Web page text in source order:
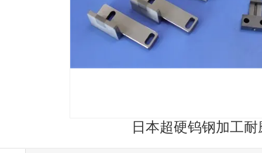
日本超硬钨钢加工